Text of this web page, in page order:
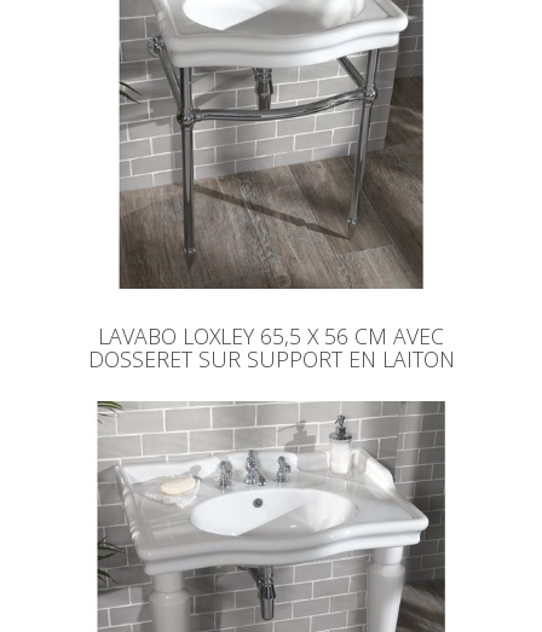
LAVABO LOXLEY 65,5 X 56 CM AVEC
DOSSERET SUR SUPPORT EN LAITON